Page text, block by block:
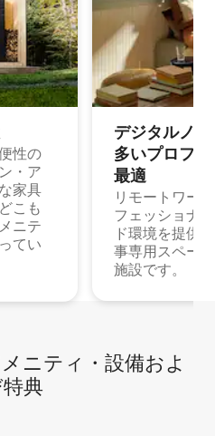
性の
・ア
家具
こも
ニテ
てい
デジタルノ
多⁠いプ⁠ロ⁠フ⁠
最⁠適
リモートワー
フェッショナ
ド環境を提供
事専用スペー
施設です。
ニ⁠テ⁠ィ⁠・設⁠備⁠およ
典